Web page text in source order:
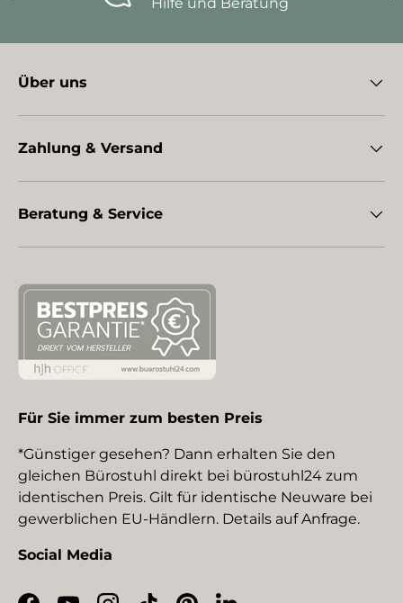
Über uns
Zahlung & Versand
Beratung & Service
Für Sie immer zum besten Preis
*Günstiger gesehen? Dann erhalten Sie den
gleichen Bürostuhl direkt bei bürostuhl24 zum
identischen Preis. Gilt für identische Neuware bei
gewerblichen EU-Händlern. Details auf Anfrage.
Social Media